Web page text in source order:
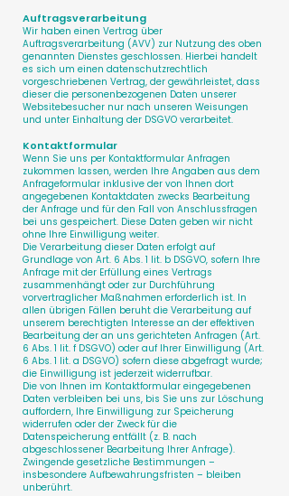
Auftragsverarbeitung
Wir haben einen Vertrag über
Auftragsverarbeitung (AVV) zur Nutzung des oben
genannten Dienstes geschlossen. Hierbei handelt
es sich um einen datenschutzrechtlich
vorgeschriebenen Vertrag, der gewährleistet, dass
dieser die personenbezogenen Daten unserer
Websitebesucher nur nach unseren Weisungen
und unter Einhaltung der DSGVO verarbeitet.
Kontaktformular
Wenn Sie uns per Kontaktformular Anfragen
zukommen lassen, werden Ihre Angaben aus dem
Anfrageformular inklusive der von Ihnen dort
angegebenen Kontaktdaten zwecks Bearbeitung
der Anfrage und für den Fall von Anschlussfragen
bei uns gespeichert. Diese Daten geben wir nicht
ohne Ihre Einwilligung weiter.
Die Verarbeitung dieser Daten erfolgt auf
Grundlage von Art. 6 Abs. 1 lit. b DSGVO, sofern Ihre
Anfrage mit der Erfüllung eines Vertrags
zusammenhängt oder zur Durchführung
vorvertraglicher Maßnahmen erforderlich ist. In
allen übrigen Fällen beruht die Verarbeitung auf
unserem berechtigten Interesse an der effektiven
Bearbeitung der an uns gerichteten Anfragen (Art.
6 Abs. 1 lit. f DSGVO) oder auf Ihrer Einwilligung (Art.
6 Abs. 1 lit. a DSGVO) sofern diese abgefragt wurde;
die Einwilligung ist jederzeit widerrufbar.
Die von Ihnen im Kontaktformular eingegebenen
Daten verbleiben bei uns, bis Sie uns zur Löschung
auffordern, Ihre Einwilligung zur Speicherung
widerrufen oder der Zweck für die
Datenspeicherung entfällt (z. B. nach
abgeschlossener Bearbeitung Ihrer Anfrage).
Zwingende gesetzliche Bestimmungen –
insbesondere Aufbewahrungsfristen – bleiben
unberührt.